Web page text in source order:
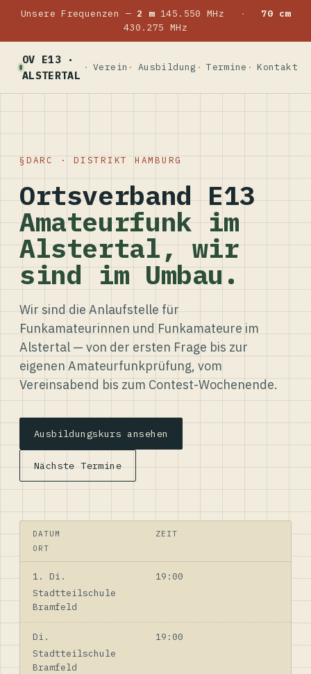
Unsere Frequenzen — 2 m145.550 MHz ·
70 cm
430.275 MHz
OV E13 ·
ALSTERTAL
Verein Ausbildung Termine Kontakt
DARC · DISTRIKT HAMBURG
Ortsverband E13
Amateurfunk im
Alstertal, wir
sind im Umbau.
Wir sind die Anlaufstelle für
Funkamateurinnen und Funkamateure im
Alstertal — von der ersten Frage bis zur
eigenen Amateurfunkprüfung, vom
Vereinsabend bis zum Contest-Wochenende.
Ausbildungskurs ansehen
Nächste Termine
DATUM
ZEIT
ORT
1. Di.
19:00
Stadtteilschule
Bramfeld
Di.
19:00
Stadtteilschule
Bramfeld